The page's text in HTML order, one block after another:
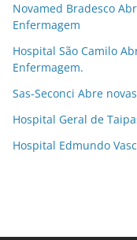
Novamed Bradesco
Enfermagem
Hospital São Camilo
Enfermagem.
Sas-Seconci Abre
Hospital Geral de
Hospital Edmundo